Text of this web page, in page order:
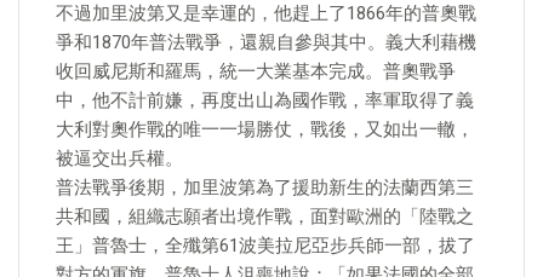
不過加里波第又是幸運的，他趕上了1866年的普奧戰
爭和1870年普法戰爭，還親自參與其中。義大利藉機
收回威尼斯和羅馬，統一大業基本完成。普奧戰爭
中，他不計前嫌，再度出山為國作戰，率軍取得了義
大利對奧作戰的唯一一場勝仗，戰後，又如出一轍，
被逼交出兵權。
普法戰爭後期，加里波第為了援助新生的法蘭西第三
共和國，組織志願者出境作戰，面對歐洲的「陸戰之
王」普魯士，全殲第61波美拉尼亞步兵師一部，拔了